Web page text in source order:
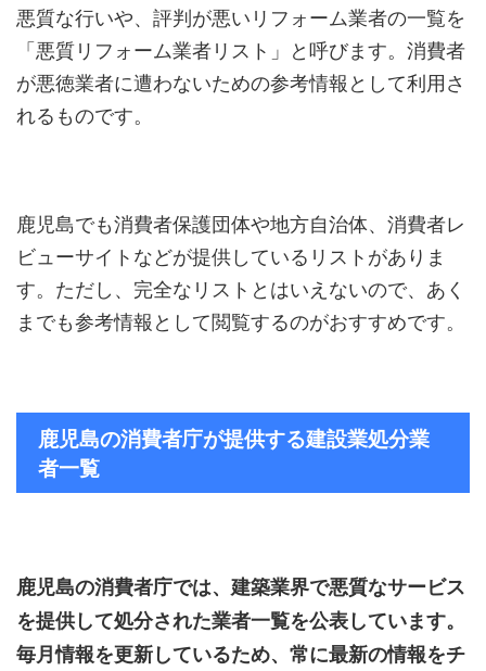
悪質な行いや、評判が悪いリフォーム業者の一覧を
「悪質リフォーム業者リスト」と呼びます。消費者
が悪徳業者に遭わないための参考情報として利用さ
れるものです。
鹿児島でも消費者保護団体や地方自治体、消費者レ
ビューサイトなどが提供しているリストがありま
す。ただし、完全なリストとはいえないので、あく
までも参考情報として閲覧するのがおすすめです。
鹿児島の消費者庁が提供する建設業処分業
者一覧
鹿児島の消費者庁では、建築業界で悪質なサービス
を提供して処分された業者一覧を公表しています。
毎月情報を更新しているため、常に最新の情報をチ